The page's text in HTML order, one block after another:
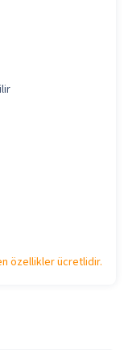
özellikler ücretlidir.